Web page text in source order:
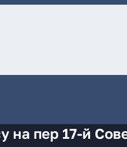
на пер 17-й